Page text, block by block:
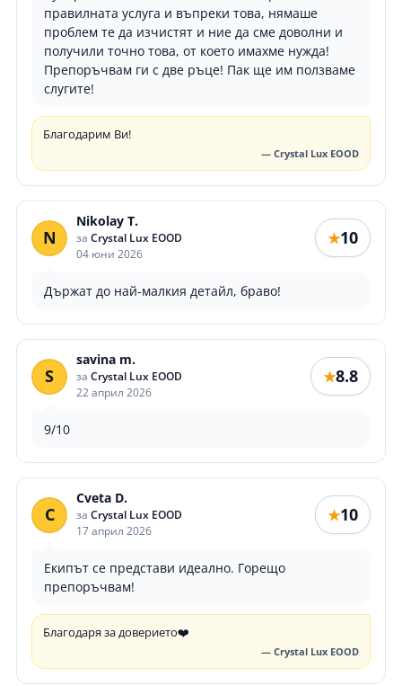
правилната услуга и въпреки това, нямаше
проблем те да изчистят и ние да сме доволни и
получили точно това, от което имахме нужда!
Препоръчвам ги с две ръце! Пак ще им ползваме
слугите!
Благодарим Ви!
— Crystal Lux EOOD
N
Nikolay T.
за Crystal Lux EOOD
04 юни 2026
★10
Държат до най-малкия детайл, браво!
S
savina m.
за Crystal Lux EOOD
22 април 2026
★8.8
9/10
C
Cveta D.
за Crystal Lux EOOD
17 април 2026
★10
Екипът се представи идеално. Горещо
препоръчвам!
Благодаря за доверието❤️
— Crystal Lux EOOD